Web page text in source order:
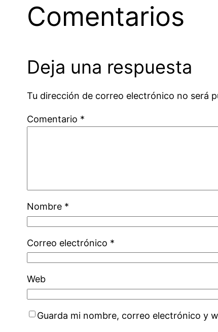
Comentarios
Deja una respuesta
Tu dirección de correo electrónico no será
Comentario *
Nombre *
Correo electrónico *
Web
Guarda mi nombre, correo electrónico y